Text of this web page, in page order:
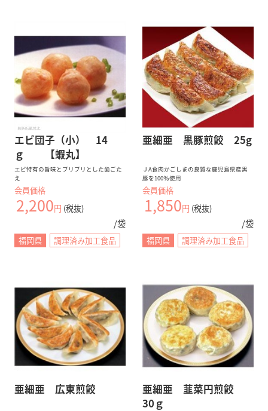
エビ団子（小） 14
ｇ 【蝦丸】
エビ特有の旨味とプリプリとした歯ごた
え
会員価格
2,200円 (税抜)
/袋
福岡県 調理済み加工食品
亜細亜 黒豚煎餃 25g
ＪA食肉かごしまの良質な鹿児島県産黒
豚を100％使用
会員価格
1,850円 (税抜)
/袋
福岡県 調理済み加工食品
亜細亜 広東煎餃
亜細亜 韮菜円煎餃
30ｇ